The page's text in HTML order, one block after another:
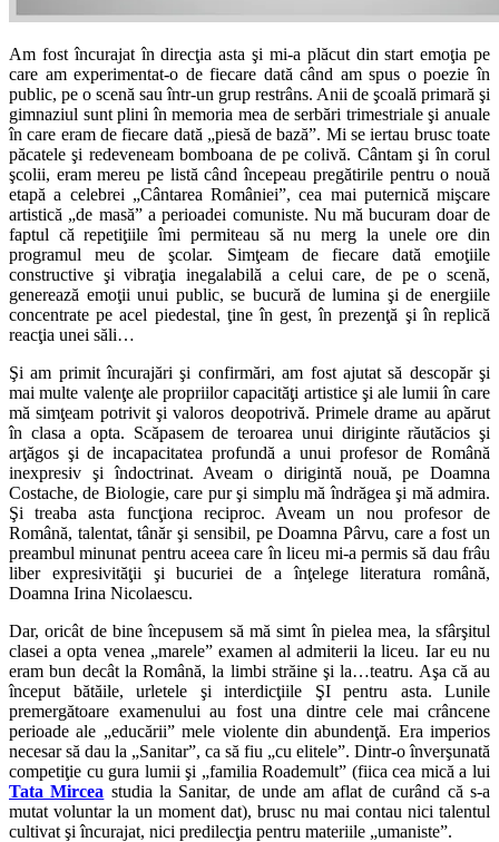
Am fost încurajat în direcţia asta şi mi-a plăcut din start emoţia pe
care am experimentat-o de fiecare dată când am spus o poezie în
public, pe o scenă sau într-un grup restrâns. Anii de şcoală primară şi
gimnaziul sunt plini în memoria mea de serbări trimestriale şi anuale
în care eram de fiecare dată „piesă de bază”. Mi se iertau brusc toate
păcatele şi redeveneam bomboana de pe colivă. Cântam şi în corul
şcolii, eram mereu pe listă când începeau pregătirile pentru o nouă
etapă a celebrei „Cântarea României”, cea mai puternică mişcare
artistică „de masă” a perioadei comuniste. Nu mă bucuram doar de
faptul că repetiţiile îmi permiteau să nu merg la unele ore din
programul meu de şcolar. Simţeam de fiecare dată emoţiile
constructive şi vibraţia inegalabilă a celui care, de pe o scenă,
generează emoţii unui public, se bucură de lumina şi de energiile
concentrate pe acel piedestal, ţine în gest, în prezenţă şi în replică
reacţia unei săli…
Şi am primit încurajări şi confirmări, am fost ajutat să descopăr şi
mai multe valenţe ale propriilor capacităţi artistice şi ale lumii în care
mă simţeam potrivit şi valoros deopotrivă. Primele drame au apărut
în clasa a opta. Scăpasem de teroarea unui diriginte răutăcios şi
arţăgos şi de incapacitatea profundă a unui profesor de Română
inexpresiv şi îndoctrinat. Aveam o dirigintă nouă, pe Doamna
Costache, de Biologie, care pur şi simplu mă îndrăgea şi mă admira.
Şi treaba asta funcţiona reciproc. Aveam un nou profesor de
Română, talentat, tânăr şi sensibil, pe Doamna Pârvu, care a fost un
preambul minunat pentru aceea care în liceu mi-a permis să dau frâu
liber expresivităţii şi bucuriei de a înţelege literatura română,
Doamna Irina Nicolaescu.
Dar, oricât de bine începusem să mă simt în pielea mea, la sfârşitul
clasei a opta venea „marele” examen al admiterii la liceu. Iar eu nu
eram bun decât la Română, la limbi străine şi la…teatru. Aşa că au
început bătăile, urletele şi interdicţiile ŞI pentru asta. Lunile
premergătoare examenului au fost una dintre cele mai crâncene
perioade ale „educării” mele violente din abundenţă. Era imperios
necesar să dau la „Sanitar”, ca să fiu „cu elitele”. Dintr-o înverşunată
competiţie cu gura lumii şi „familia Roademult” (fiica cea mică a lui
Tata Mircea studia la Sanitar, de unde am aflat de curând că s-a
mutat voluntar la un moment dat), brusc nu mai contau nici talentul
cultivat şi încurajat, nici predilecţia pentru materiile „umaniste”.